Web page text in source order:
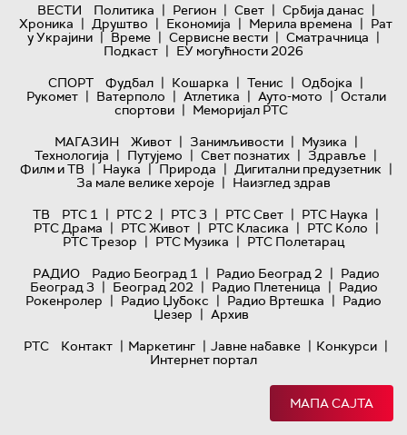
ВЕСТИ Политика | Регион | Свет | Србија данас |
Хроника | Друштво | Економија | Мерила времена | Рат
у Украјини | Време | Сервисне вести | Сматрачница |
Подкаст | ЕУ могућности 2026
СПОРТ
Фудбал | Кошарка | Тенис | Одбојка |
Рукомет | Ватерполо | Атлетика | Ауто-мото | Остали
спортови | Меморијал РТС
МАГАЗИН
Живот | Занимљивости | Музика |
Технологијa | Путујемо | Свет познатих | Здравље |
Филм и ТВ | Наука | Природа | Дигитални предузетник |
За мале велике хероје | Наизглед здрав
ТВ
РТС 1 | РТС 2 | РТС 3 | РТС Свет | РТС Наука |
РТС Драма | РТС Живот | РТС Класика | РТС Коло |
РТС Трезор | РТС Музика | РТС Полетарац
РАДИО
Радио Београд 1 | Радио Београд 2 | Радио
Београд 3 | Београд 202 | Радио Плетеница | Радио
Рокенролер | Радио Џубокс | Радио Вртешка | Радио
Џезер | Архив
РТС
Контакт | Маркетинг | Јавне набавке | Конкурси |
Интернет портал
МАПА САЈТА